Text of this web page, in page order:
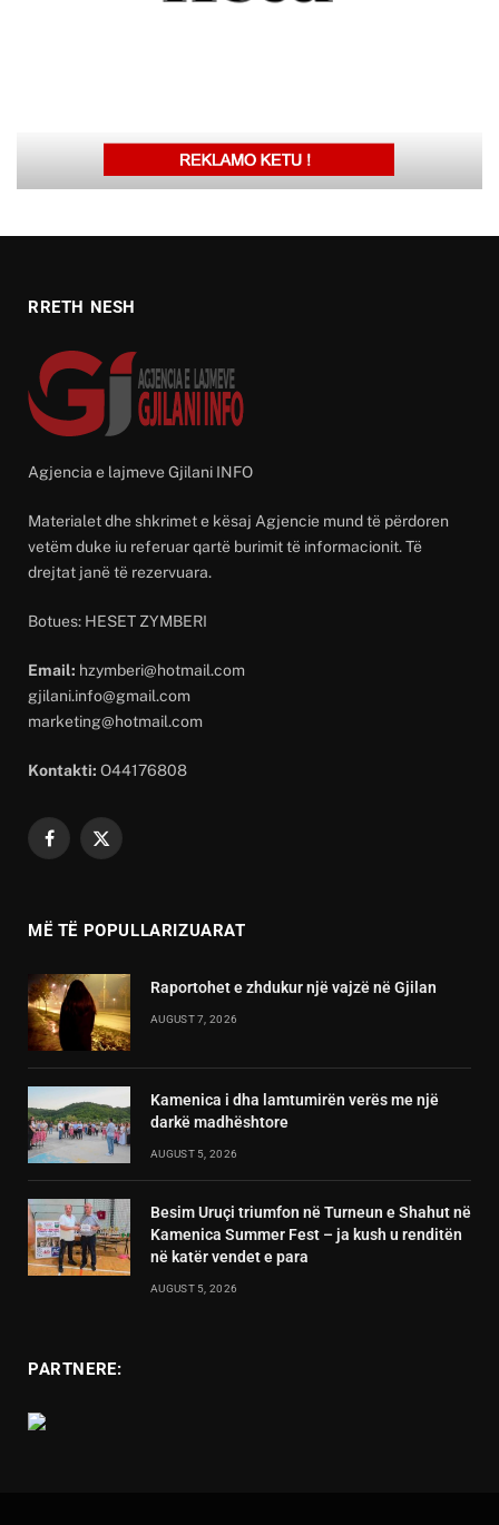
RRETH NESH
Agjencia e lajmeve Gjilani INFO
Materialet dhe shkrimet e kësaj Agjencie mund të përdoren
vetëm duke iu referuar qartë burimit të informacionit. Të
drejtat janë të rezervuara.
Botues: HESET ZYMBERI
Email: hzymberi@hotmail.com
gjilani.info@gmail.com
marketing@hotmail.com
Kontakti: O44176808
Facebook
X
MË TË POPULLARIZUARAT
Raportohet e zhdukur një vajzë në Gjilan
AUGUST 7, 2026
Kamenica i dha lamtumirën verës me një
darkë madhështore
AUGUST 5, 2026
Besim Uruçi triumfon në Turneun e Shahut në
Kamenica Summer Fest – ja kush u renditën
në katër vendet e para
AUGUST 5, 2026
PARTNERE: